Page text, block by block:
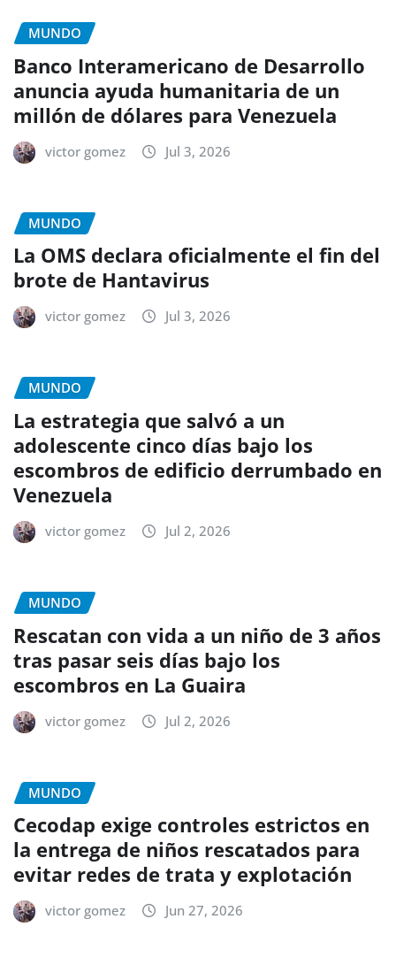
MUNDO
Banco Interamericano de Desarrollo
anuncia ayuda humanitaria de un
millón de dólares para Venezuela
victor gomez Jul 3, 2026
MUNDO
La OMS declara oficialmente el fin del
brote de Hantavirus
victor gomez Jul 3, 2026
MUNDO
La estrategia que salvó a un
adolescente cinco días bajo los
escombros de edificio derrumbado en
Venezuela
victor gomez Jul 2, 2026
MUNDO
Rescatan con vida a un niño de 3 años
tras pasar seis días bajo los
escombros en La Guaira
victor gomez Jul 2, 2026
MUNDO
Cecodap exige controles estrictos en
la entrega de niños rescatados para
evitar redes de trata y explotación
victor gomez Jun 27, 2026